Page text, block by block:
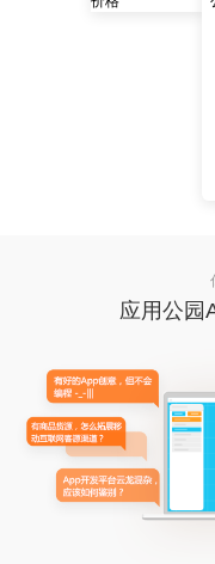
应用公园